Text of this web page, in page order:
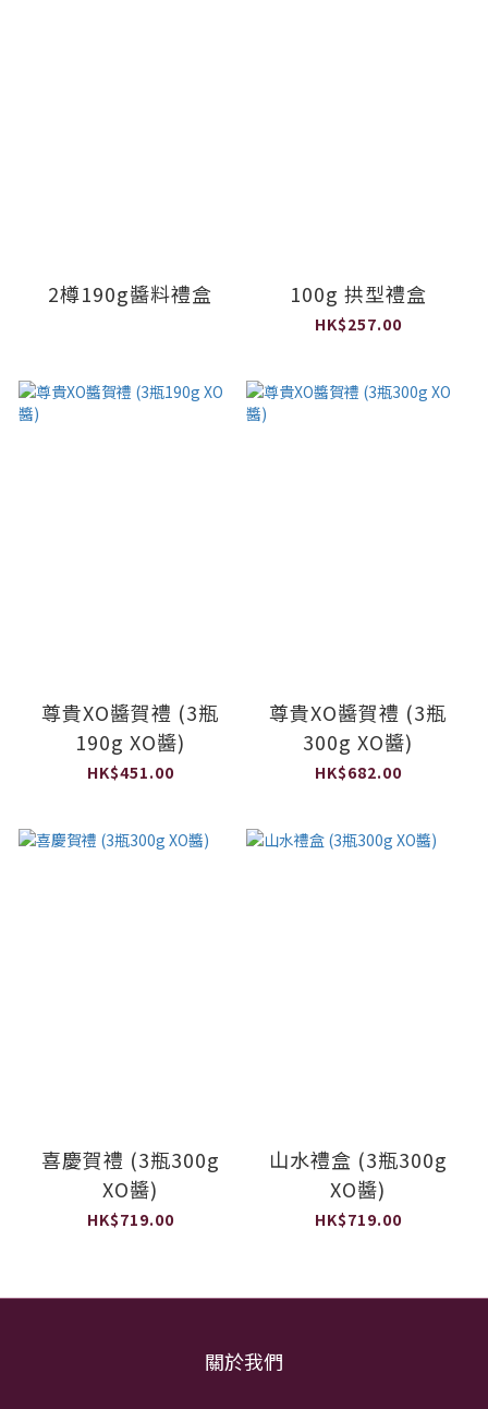
2樽190g醬料禮盒 100g 拱型禮盒
HK$257.00
尊貴XO醬賀禮 (3瓶
190g XO醬)
HK$451.00
尊貴XO醬賀禮 (3瓶
300g XO醬)
HK$682.00
喜慶賀禮 (3瓶300g
XO醬)
HK$719.00
山水禮盒 (3瓶300g
XO醬)
HK$719.00
關於我們